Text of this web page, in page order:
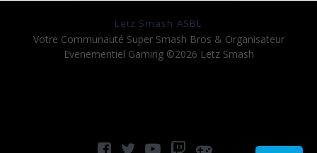
Lëtz Smash ASBL
Votre Communauté Super Smash Bros & Organisateur
Evenementiel Gaming ©2026 Letz Smash